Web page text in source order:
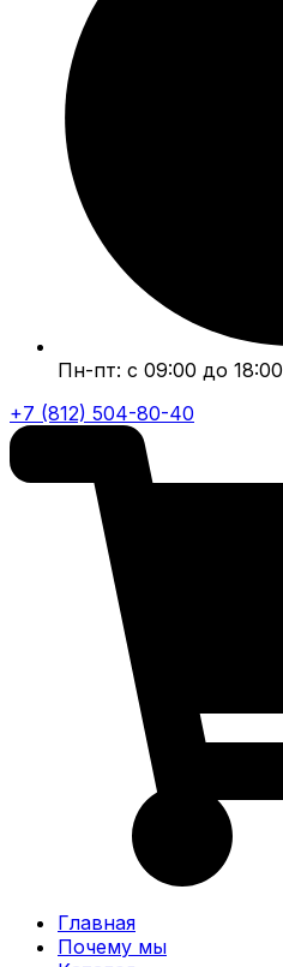
Пн-пт: с 09:00 до 18:00
+7 (812) 504-80-40
Главная
Почему мы